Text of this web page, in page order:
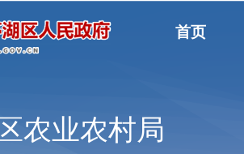
首页
区农业农村局